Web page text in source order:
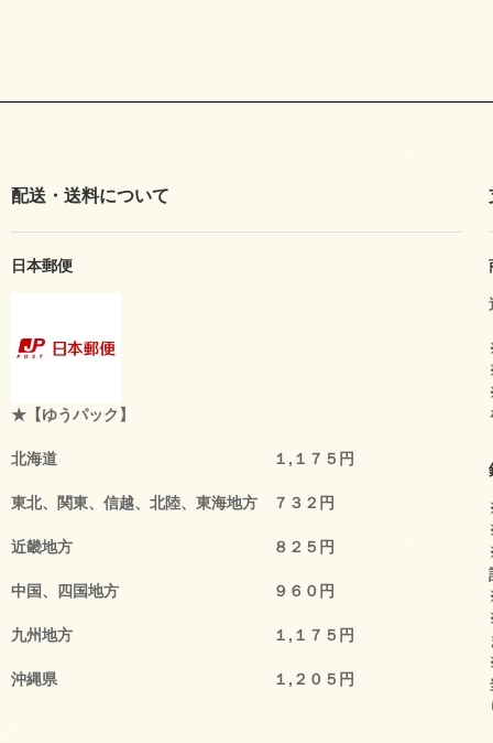
配送・送料について
日本郵便
★【ゆうパック】
北海道 １,１７５円
東北、関東、信越、北陸、東海地方 ７３２円
近畿地方 ８２５円
中国、四国地方 ９６０円
九州地方 １,１７５円
沖縄県 １,２０５円